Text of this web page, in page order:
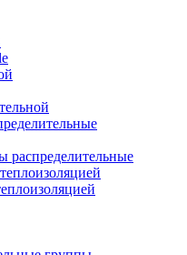
распределительные